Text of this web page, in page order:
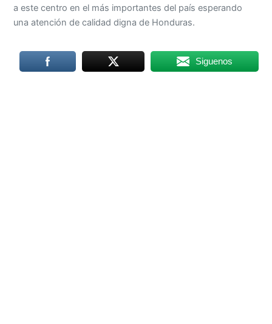
a este centro en el más importantes del país esperando
una atención de calidad digna de Honduras.
Siguenos